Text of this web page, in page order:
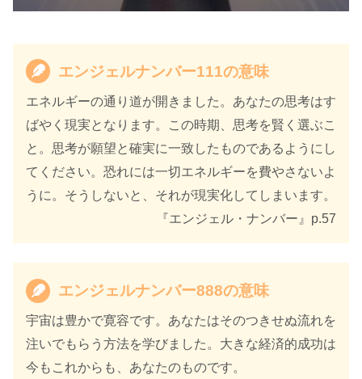
書籍名
天使のサイン エンジェル・ナンバ
ー 数字に秘められた幸運のメッセ
ージ
著者 カイル・グレイ
2021年11月
エンジェルナンバー111の意味
エネルギーの通り道が開きました。あなたの思考はす
ばやく現実となります。この時期、思考を賢く選ぶこ
と。思考が願望と確実に一致したものであるようにし
てください。恐れには一切エネルギーを費やさないよ
うに。そうしないと、それが現実化してしまいます。
『エンジェル・ナンバー』p.57
エンジェルナンバー888の意味
宇宙は豊かで寛容です。あなたはそのつきせぬ流れを
注いでもらう方法を学びました。大きな経済的成功は
今もこれからも、あなたのものです。